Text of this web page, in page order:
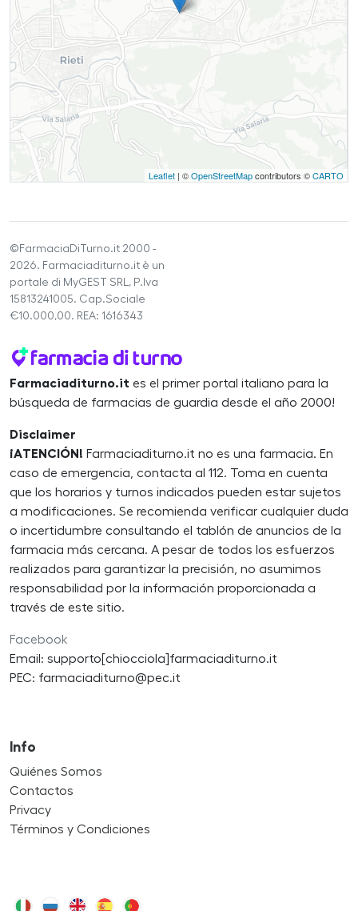
Leaflet | ©OpenStreetMapcontributors ©CARTO
©FarmaciaDiTurno.it 2000 -
2026. Farmaciaditurno.it è un
portale di MyGEST SRL, P.Iva
15813241005. Cap.Sociale
€10.000,00. REA: 1616343
Farmaciaditurno.it es el primer portal italiano para la
búsqueda de farmacias de guardia desde el año 2000!
Disclaimer
¡ATENCIÓN! Farmaciaditurno.it no es una farmacia. En
caso de emergencia, contacta al 112. Toma en cuenta
que los horarios y turnos indicados pueden estar sujetos
a modificaciones. Se recomienda verificar cualquier duda
o incertidumbre consultando el tablón de anuncios de la
farmacia más cercana. A pesar de todos los esfuerzos
realizados para garantizar la precisión, no asumimos
responsabilidad por la información proporcionada a
través de este sitio.
Facebook
Email: supporto[chiocciola]farmaciaditurno.it
PEC: farmaciaditurno@pec.it
Info
Quiénes Somos
Contactos
Privacy
Términos y Condiciones